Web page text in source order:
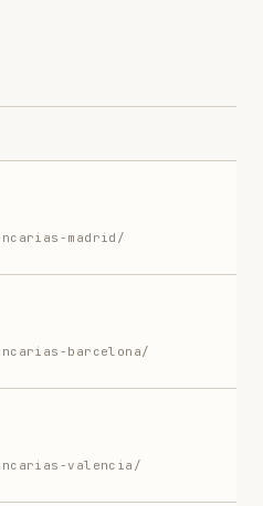
madrid/
barcelona/
valencia/